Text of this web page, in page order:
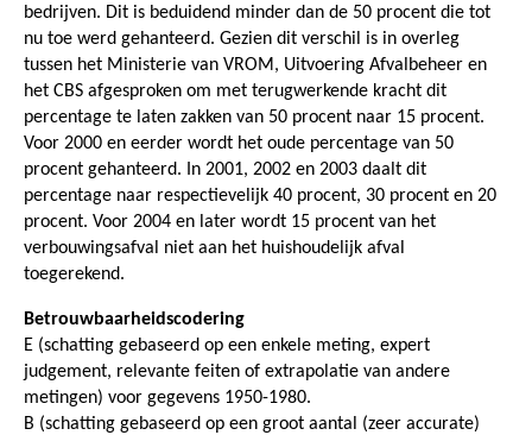
bedrijven. Dit is beduidend minder dan de 50 procent die tot
nu toe werd gehanteerd. Gezien dit verschil is in overleg
tussen het Ministerie van VROM, Uitvoering Afvalbeheer en
het CBS afgesproken om met terugwerkende kracht dit
percentage te laten zakken van 50 procent naar 15 procent.
Voor 2000 en eerder wordt het oude percentage van 50
procent gehanteerd. In 2001, 2002 en 2003 daalt dit
percentage naar respectievelijk 40 procent, 30 procent en 20
procent. Voor 2004 en later wordt 15 procent van het
verbouwingsafval niet aan het huishoudelijk afval
toegerekend.
Betrouwbaarheidscodering
E (schatting gebaseerd op een enkele meting, expert
judgement, relevante feiten of extrapolatie van andere
metingen) voor gegevens 1950-1980.
B (schatting gebaseerd op een groot aantal (zeer accurate)